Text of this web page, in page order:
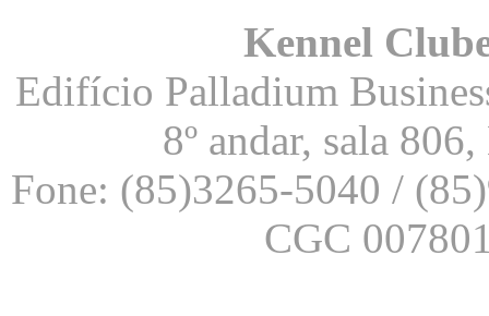
Kennel
Edifício Palladium
8º andar, sala
Fone: (85)3265-5040 /
CGC